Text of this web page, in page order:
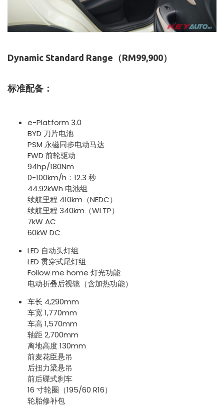
Dynamic Standard Range（RM99,900）
标准配备：
e-Platform 3.0
BYD 刀片电池
PSM 永磁同步电动马达
FWD 前轮驱动
94hp/180Nm
0-100km/h：12.3 秒
44.92kWh 电池组
续航里程 410km（NEDC）
续航里程 340km（WLTP）
7kW AC
60kW DC
LED 自动头灯组
LED 贯穿式尾灯组
Follow me home 灯光功能
电动折叠后视镜（含加热功能）
车长 4,290mm
车宽 1,770mm
车高 1,570mm
轴距 2,700mm
离地高度 130mm
前麦花臣悬吊
后扭力梁悬吊
前后碟式刹车
16 寸轮圈（195/60 R16）
轮胎修补包